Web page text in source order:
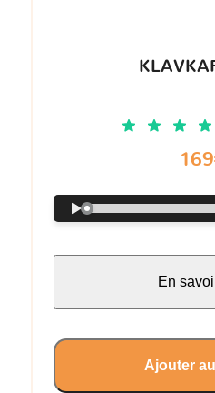
En
Ajouter